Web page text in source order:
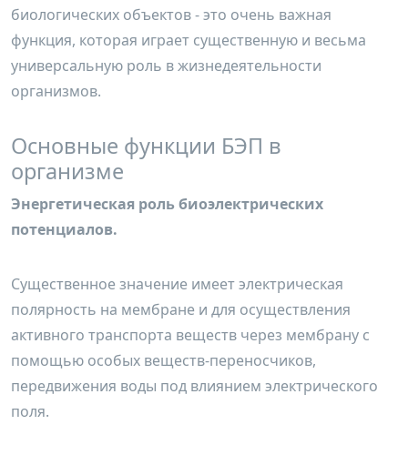
биологических объектов - это очень важная
функция, которая играет существенную и весьма
универсальную роль в жизнедеятельности
организмов.
Основные функции БЭП в
организме
Энергетическая роль биоэлектрических
потенциалов.
Существенное значение имеет электрическая
полярность на мембране и для осуществления
активного транспорта веществ через мембрану с
помощью особых веществ-переносчиков,
передвижения воды под влиянием электрического
поля.